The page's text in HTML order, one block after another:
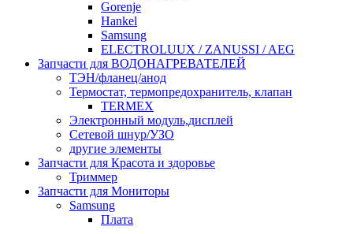
Gorenje
Hankel
Samsung
ELECTROLUUX / ZANUSSI / AEG
Запчасти для ВОДОНАГРЕВАТЕЛЕЙ
ТЭН/фланец/анод
Термостат, термопредохранитель, клапан
TERMEX
Электронный модуль,дисплей
Сетевой шнур/УЗО
другие элементы
Запчасти для Красота и здоровье
Триммер
Запчасти для Мониторы
Samsung
Плата